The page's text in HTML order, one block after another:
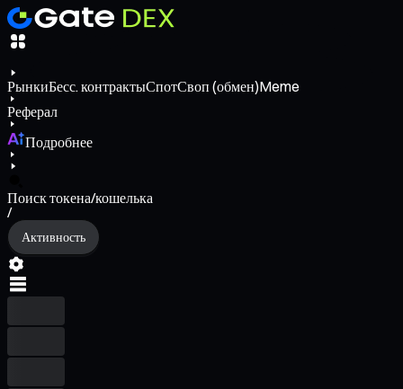
РынкиБесс. контрактыСпотСвоп (обмен)Meme
Реферал
Подробнее
Поиск токена/кошелька
/
Активность